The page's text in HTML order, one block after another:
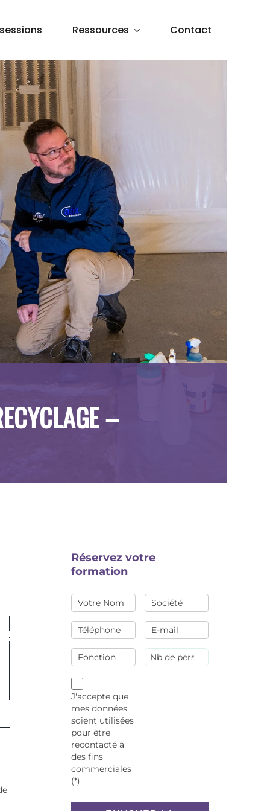
Ressources Contact
–
Réservez votre
formation
J'accepte que
mes données
soient utilisées
pour être
recontacté à
des fins
commerciales
(*)